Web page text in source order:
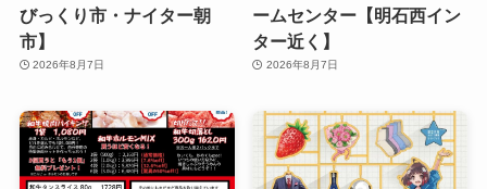
びっくり市・ナイター朝
市】
2026年8月7日
ームセンター【明石西イン
ター近く】
2026年8月7日